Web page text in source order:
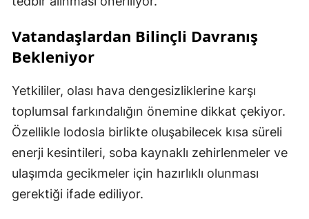
Vatandaşlardan Bilinçli Davranış
Bekleniyor
Yetkililer, olası hava dengesizliklerine karşı
toplumsal farkındalığın önemine dikkat çekiyor.
Özellikle lodosla birlikte oluşabilecek kısa süreli
enerji kesintileri, soba kaynaklı zehirlenmeler ve
ulaşımda gecikmeler için hazırlıklı olunması
gerektiği ifade ediliyor.